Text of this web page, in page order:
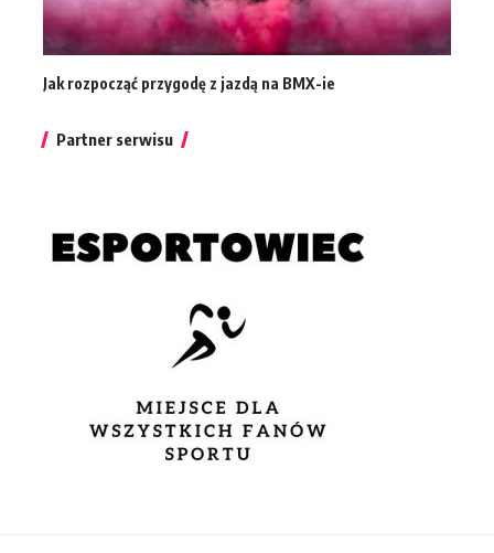
Jak rozpocząć przygodę z jazdą na BMX-ie
Partner serwisu